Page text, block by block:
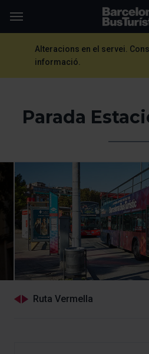
TMB-OCI
Alteracions en el servei.
informació.
Parada
Ruta Vermella